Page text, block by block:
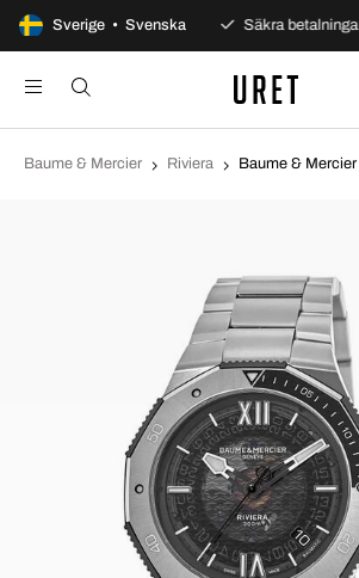
Sverige • Svenska
100 dagars öppet köp Säkra betalningar
Baume & Mercier Riviera